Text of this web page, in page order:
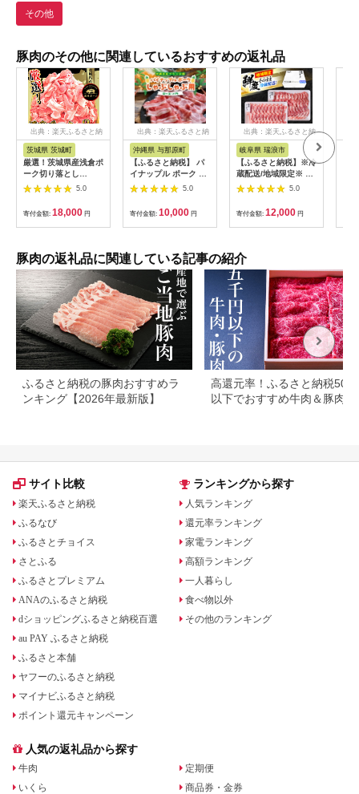
その他
豚肉のその他に関連しているおすすめの返礼品
出典：楽天ふるさと納
茨城県 茨城町
厳選！茨城県産浅倉ポ
ーク切り落とし
3kg（500g×6袋・真
5.0
寄付金額: 18,000 円
出典：楽天ふるさと納
沖縄県 与那原町
【ふるさと納税】 パ
イナップル ポーク し
ゃぶしゃぶ セット (3
～4人前) 沖縄 のブラ
ンド豚 [ ロース ・ バ
ラ ]_ 豚肉 肉 お肉 人
気 美味しい 【配送不
【1386175】
5.0
寄付金額: 10,000 円
出典：楽天ふるさと納
岐阜県 瑞浪市
【ふるさと納税】※冷
蔵配送/地域限定※ 岐
阜県産 豚 瑞浪ボーノ
ポーク 焼肉セット
1kg (バラ・肩ロース)
瑞浪市 / きなぁた瑞浪
[AZCI021]
5.0
寄付金額: 12,000 円
豚肉の返礼品に関連している記事の紹介
ふるさと納税の豚肉おすすめラ
ンキング【2026年最新版】
高還元率！ふるさと納税
以下でおすすめ牛肉＆豚肉ラ
サイト比較
楽天ふるさと納税
ふるなび
ふるさとチョイス
さとふる
ふるさとプレミアム
ANAのふるさと納税
dショッピングふるさと納税百選
au PAY ふるさと納税
ふるさと本舗
ヤフーのふるさと納税
マイナビふるさと納税
ポイント還元キャンペーン
ランキングから探す
人気ランキング
還元率ランキング
家電ランキング
高額ランキング
一人暮らし
食べ物以外
その他のランキング
人気の返礼品から探す
牛肉
いくら
定期便
商品券・金券